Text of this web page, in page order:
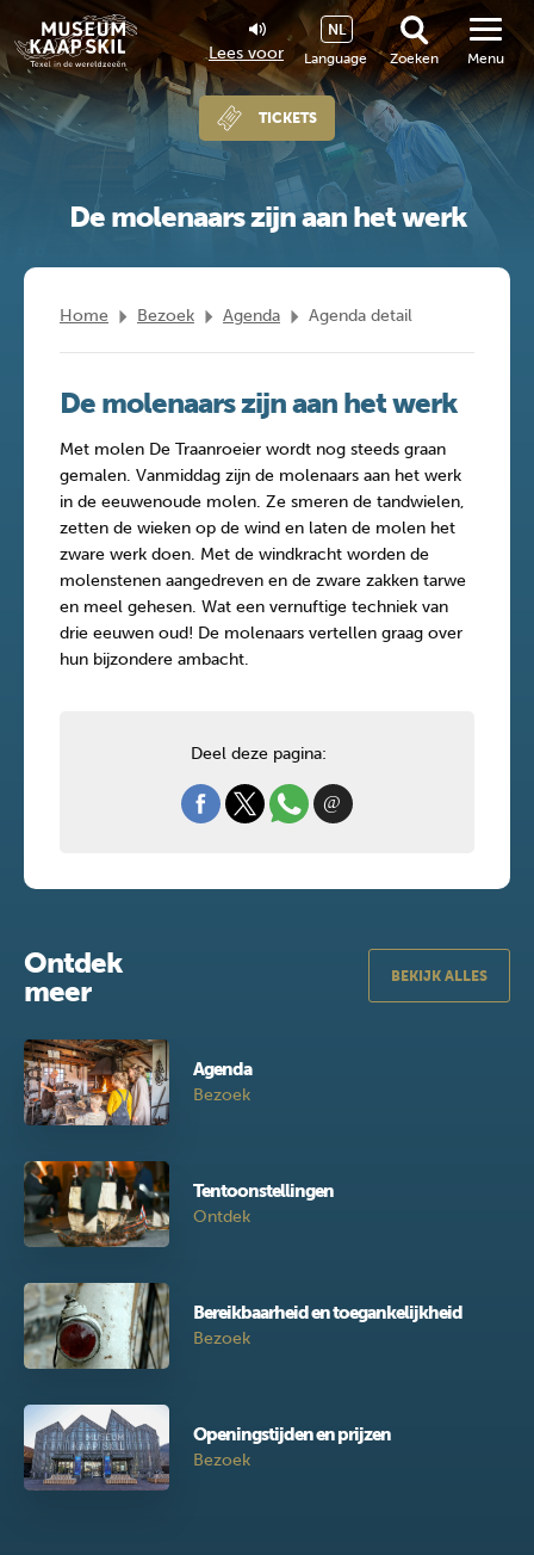
Lees voor Language
NL
Zoeken
TICKETS
Menu
De molenaars zijn aan het werk
Home Bezoek Agenda Agenda detail
De molenaars zijn aan het werk
Met molen De Traanroeier wordt nog steeds graan
gemalen. Vanmiddag zijn de molenaars aan het werk
in de eeuwenoude molen. Ze smeren de tandwielen,
zetten de wieken op de wind en laten de molen het
zware werk doen. Met de windkracht worden de
molenstenen aangedreven en de zware zakken tarwe
en meel gehesen. Wat een vernuftige techniek van
drie eeuwen oud! De molenaars vertellen graag over
hun bijzondere ambacht.
Deel deze pagina:
Ontdek
meer
BEKIJK ALLES
Agenda
Bezoek
Tentoonstellingen
Ontdek
Bereikbaarheid en toegankelijkheid
Bezoek
Openingstijden en prijzen
Bezoek